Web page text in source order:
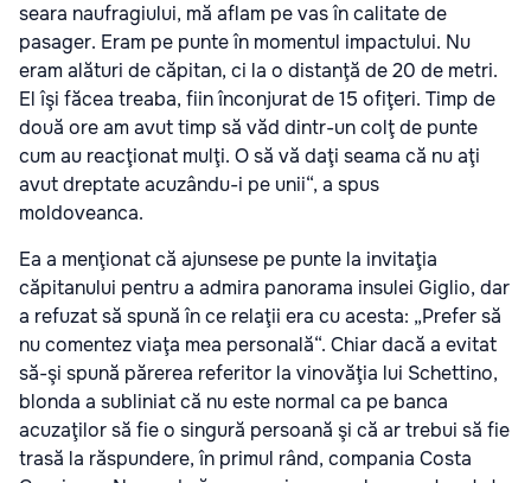
seara naufragiului, mă aflam pe vas în calitate de
pasager. Eram pe punte în momentul impactului. Nu
eram alături de căpitan, ci la o distanţă de 20 de metri.
El îşi făcea treaba, fiin înconjurat de 15 ofiţeri. Timp de
două ore am avut timp să văd dintr-un colţ de punte
cum au reacţionat mulţi. O să vă daţi seama că nu aţi
avut dreptate acuzându-i pe unii“, a spus
moldoveanca.
Ea a menţionat că ajunsese pe punte la invitaţia
căpitanului pentru a admira panorama insulei Giglio, dar
a refuzat să spună în ce relaţii era cu acesta: „Prefer să
nu comentez viaţa mea personală“. Chiar dacă a evitat
să-şi spună părerea referitor la vinovăţia lui Schettino,
blonda a subliniat că nu este normal ca pe banca
acuzaţilor să fie o singură persoană şi că ar trebui să fie
trasă la răspundere, în primul rând, compania Costa